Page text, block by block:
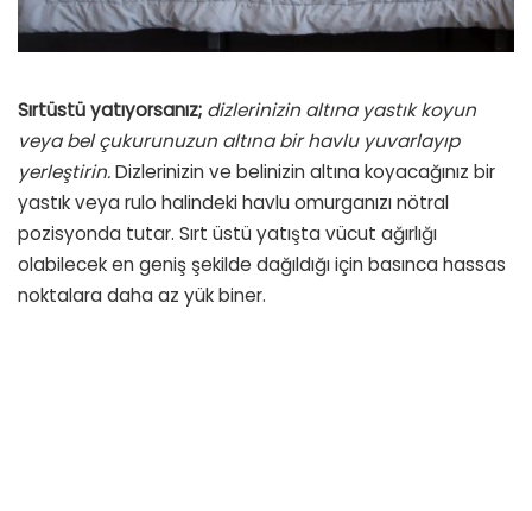
Sırtüstü yatıyorsanız; dizlerinizin altına yastık koyun
veya bel çukurunuzun altına bir havlu yuvarlayıp
yerleştirin.Dizlerinizin ve belinizin altına koyacağınız bir
yastık veya rulo halindeki havlu omurganızı nötral
pozisyonda tutar. Sırt üstü yatışta vücut ağırlığı
olabilecek en geniş şekilde dağıldığı için basınca hassas
noktalara daha az yük biner.